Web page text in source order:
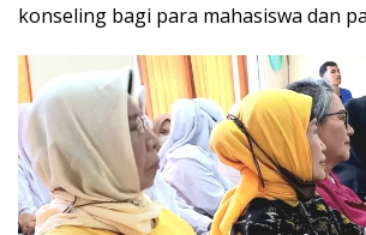
konseling bagi para mahasiswa dan